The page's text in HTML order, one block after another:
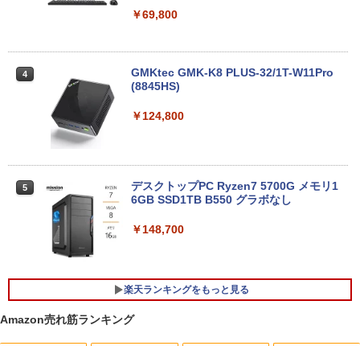
GHz/8GB/256GB(SSD)/15.6W/FWXGA
(1366x768)/Win11 画面キズあり【中
5
HP / ノートPC / HP ENVY x360 Convert
ible 15-cp0xxx / AMD Ryzen 5 / グラフ
s, Inc. [AMD/ATI] Raven Ridge [Radeo
￥17,963
￥69,800
4
GMKtec GMK-K8 PLUS-32/1T-W11Pro
(8845HS)
￥124,800
5
デスクトップPC Ryzen7 5700G メモリ1
6GB SSD1TB B550 グラボなし
￥148,700
楽天ランキングをもっと見る
Amazon売れ筋ランキング